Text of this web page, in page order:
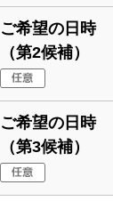
ご希望の日時
（第2候補）
ご希望の日時
（第3候補）